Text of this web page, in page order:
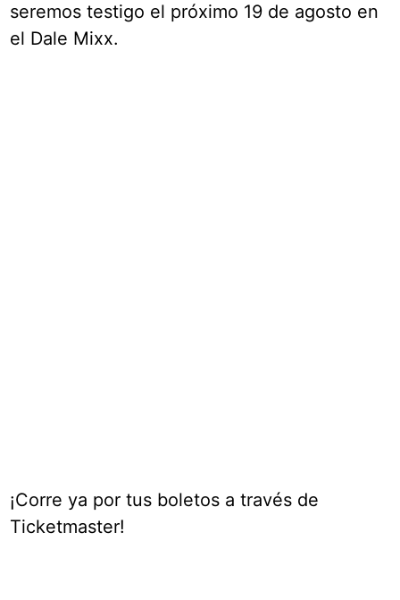
seremos testigo el próximo 19 de agosto en
el Dale Mixx.
¡Corre ya por tus boletos a través de
Ticketmaster!